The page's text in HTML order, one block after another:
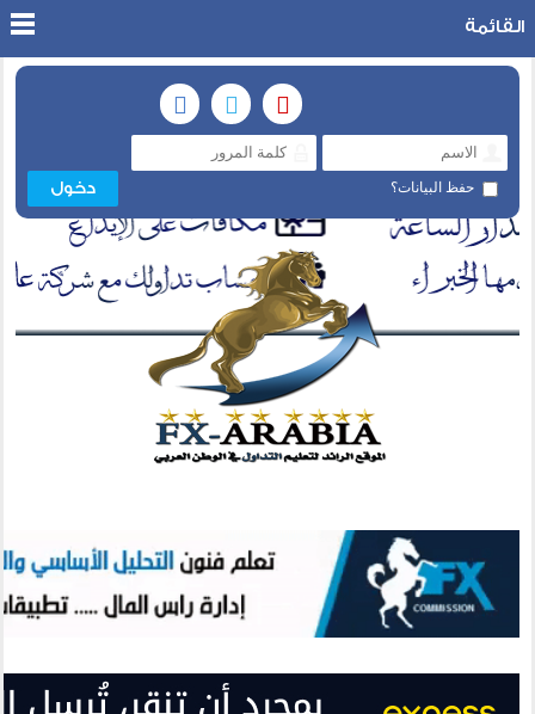
حفظ البيانات؟
القائمة